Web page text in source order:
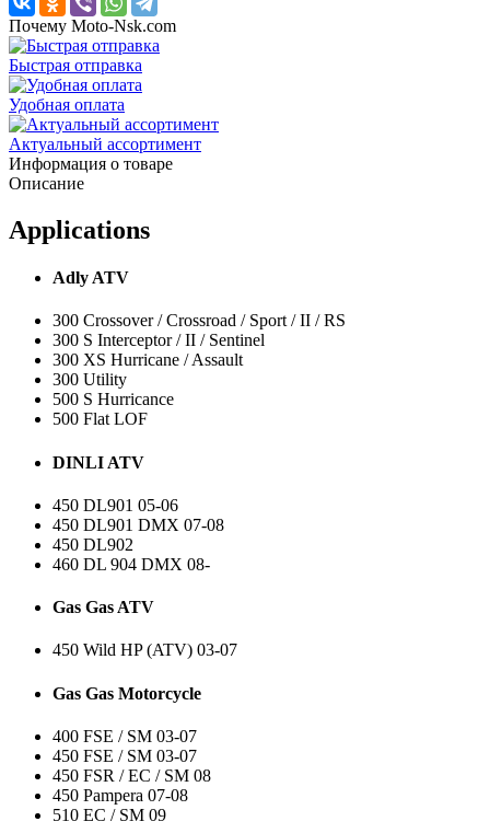
Почему Moto-Nsk.com
Быстрая отправка
Удобная оплата
Актуальный ассортимент
Информация о товаре
Описание
Applications
Adly ATV
300 Crossover / Crossroad / Sport / II / RS
300 S Interceptor / II / Sentinel
300 XS Hurricane / Assault
300 Utility
500 S Hurricance
500 Flat LOF
DINLI ATV
450 DL901 05-06
450 DL901 DMX 07-08
450 DL902
460 DL 904 DMX 08-
Gas Gas ATV
450 Wild HP (ATV) 03-07
Gas Gas Motorcycle
400 FSE / SM 03-07
450 FSE / SM 03-07
450 FSR / EC / SM 08
450 Pampera 07-08
510 EC / SM 09